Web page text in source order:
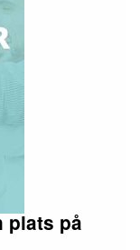
du vill hänga
Filipsson,
Västerbotten
plats på